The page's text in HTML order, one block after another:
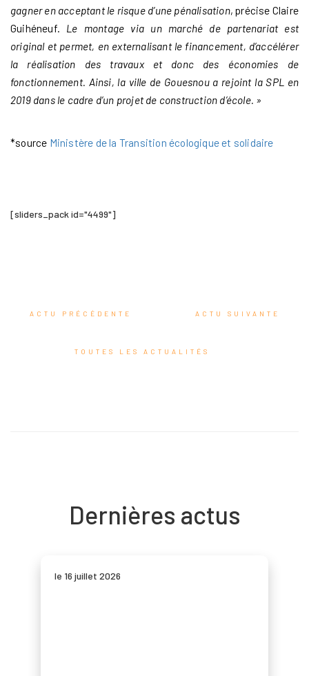
gagner en acceptant le risque d’une pénalisation, précise Claire
Guihéneuf. Le montage via un marché de partenariat est
original et permet, en externalisant le financement, d’accélérer
la réalisation des travaux et donc des économies de
fonctionnement. Ainsi, la ville de Gouesnou a rejoint la SPL en
2019 dans le cadre d’un projet de construction d’école. »
*source Ministère de la Transition écologique et solidaire
[sliders_pack id="4499"]
ACTU PRÉCÉDENTE ACTU SUIVANTE
TOUTES LES ACTUALITÉS
Dernières actus
le 16 juillet 2026